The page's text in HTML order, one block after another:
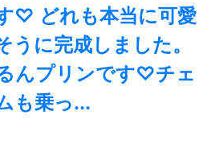
♡ どれも本当に可愛
うに完成しました。
んプリンです♡チェ
も乗っ...